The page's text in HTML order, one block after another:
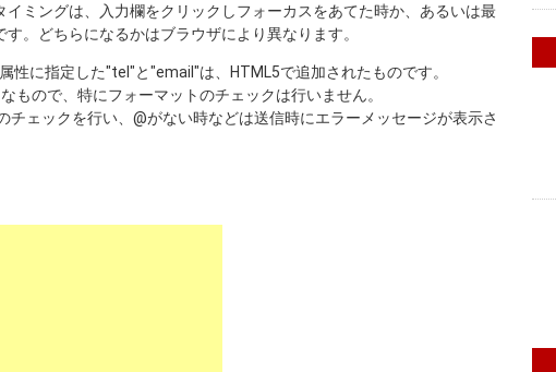
イミングは、入力欄をクリックしフォーカスをあてた時か、あるいは最
。どちらになるかはブラウザにより異なります。
性に指定した"tel"と"email"は、HTML5で追加されたものです。
もので、特にフォーマットのチェックは行いません。
チェックを行い、@がない時などは送信時にエラーメッセージが表示さ